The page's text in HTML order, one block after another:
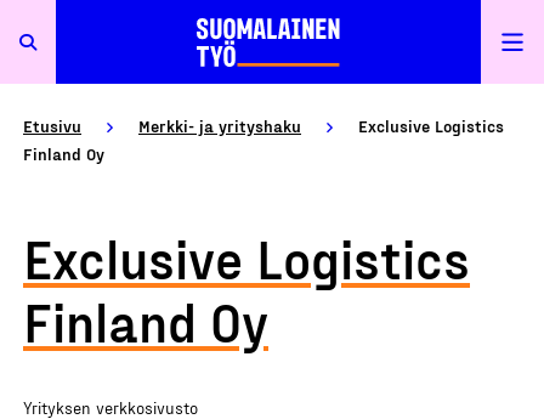
Etusivu Merkki- ja yrityshaku
Exclusive Logistics
Finland Oy
Exclusive Logistics
Finland Oy
Yrityksen verkkosivusto